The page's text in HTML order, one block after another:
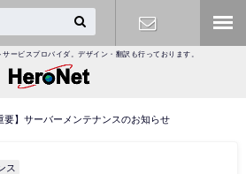
ービスプロバイダ。デザイン・翻訳も行っております。
要】サーバーメンテナンスのお知らせ
ス